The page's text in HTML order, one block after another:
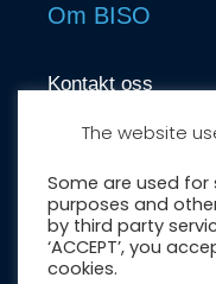
Om BISO
Kontakt oss
contact@biso.no
The website
Some are used
purposes and
by third party
‘ACCEPT’, you
cookies.